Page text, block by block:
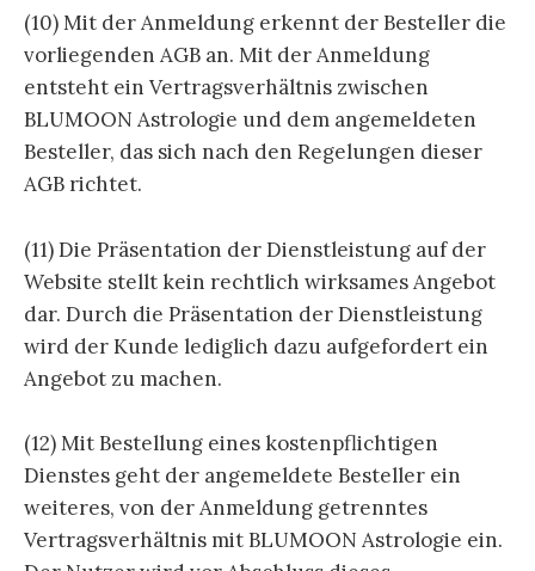
(10) Mit der Anmeldung erkennt der Besteller die
vorliegenden AGB an. Mit der Anmeldung
entsteht ein Vertragsverhältnis zwischen
BLUMOON Astrologie und dem angemeldeten
Besteller, das sich nach den Regelungen dieser
AGB richtet.
(11) Die Präsentation der Dienstleistung auf der
Website stellt kein rechtlich wirksames Angebot
dar. Durch die Präsentation der Dienstleistung
wird der Kunde lediglich dazu aufgefordert ein
Angebot zu machen.
(12) Mit Bestellung eines kostenpflichtigen
Dienstes geht der angemeldete Besteller ein
weiteres, von der Anmeldung getrenntes
Vertragsverhältnis mit BLUMOON Astrologie ein.